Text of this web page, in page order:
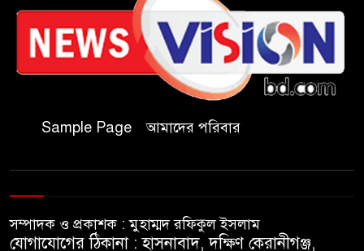
আলিম মাদ্রাসা
জুলাই গণঅভ্যুত্থান দিবসে কুবি
ছাত্রদলের পরিচ্ছন্নতা ও বৃক্ষরোপণ
কর্মসূচি
রাষ্ট্রবিরোধী গোপন কর্মকাণ্ডে’র দায়ে
ইসলামপুরে ‘জুলাই গণঅভ্যুত্থান
দিবস উপলক্ষ্যে আলোচনা সভা ও
Sample Page আমাদের পরিবার
সম্পাদক ও প্রকাশক : মুহাম্মদ রফিকুল ইসলাম
যোগাযোগের ঠিকানা : হাসনাবাদ, দক্ষিণ কেরানীগঞ্জ,